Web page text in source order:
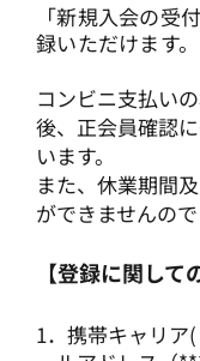
「新規入会の受
録いただけます。
コンビニ支払い
後、正会員確認
います。
また、休業期間
ができませんの
【登録に関し
1．携帯キャリ